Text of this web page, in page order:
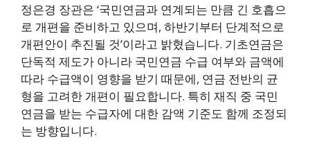
정은경 장관은 ‘국민연금과 연계되는 만큼 긴 호흡으
로 개편을 준비하고 있으며, 하반기부터 단계적으로
개편안이 추진될 것’이라고 밝혔습니다. 기초연금은
단독적 제도가 아니라 국민연금 수급 여부와 금액에
따라 수급액이 영향을 받기 때문에, 연금 전반의 균
형을 고려한 개편이 필요합니다. 특히 재직 중 국민
연금을 받는 수급자에 대한 감액 기준도 함께 조정되
는 방향입니다.